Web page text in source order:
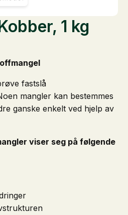
1 kg
fastslå
mangler kan bestemmes
ganske enkelt ved hjelp av
viser seg på følgende